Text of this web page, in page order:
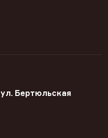
Бертюльская